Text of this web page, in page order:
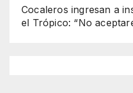
Cocaleros ingresan a
el Trópico: “No